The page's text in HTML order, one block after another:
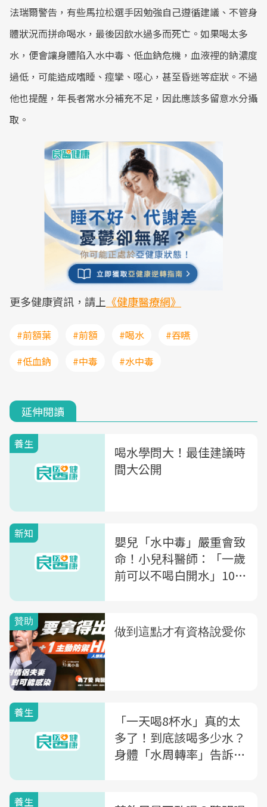
法瑞爾警告，有些馬拉松選手因勉強自己遵循建議、不管身
體狀況而拼命喝水，最後因飲水過多而死亡。如果喝太多
水，便會讓身體陷入水中毒、低血鈉危機，血液裡的鈉濃度
過低，可能造成嗜睡、痙攣、噁心，甚至昏迷等症狀。不過
他也提醒，年長者常水分補充不足，因此應該多留意水分攝
取。
更多健康資訊，請上 《健康醫療網》
#前額葉 #前額 #喝水
#吞嚥
#低血鈉
#中毒 #水中毒
延伸閱讀
養生
喝水學問大！最佳建議時
間大公開
新知
嬰兒「水中毒」嚴重會致
命！小兒科醫師：「一歲
前可以不喝白開水」10大
養生
「一天喝8杯水」真的太
多了！到底該喝多少水？
身體「水周轉率」告訴你
養生